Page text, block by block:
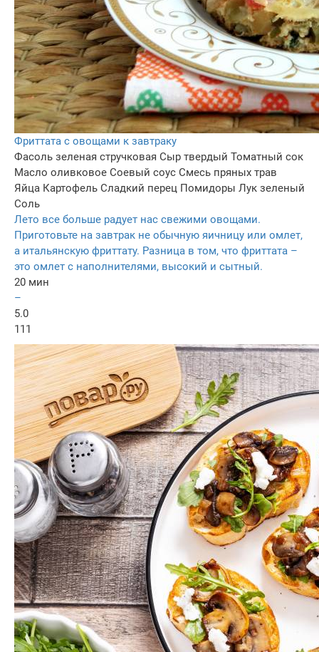
Фриттата с овощами к завтраку
Фасоль зеленая стручковая Сыр твердый Томатный сок
Масло оливковое Соевый соус Смесь пряных трав
Яйца Картофель Сладкий перец Помидоры Лук зеленый
Соль
Лето все больше радует нас свежими овощами.
Приготовьте на завтрак не обычную яичницу или омлет,
а итальянскую фриттату. Разница в том, что фриттата –
это омлет с наполнителями, высокий и сытный.
20 мин
–
5.0
111